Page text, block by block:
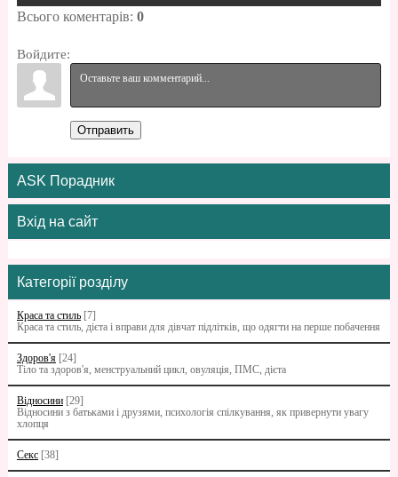
Всього коментарів: 0
Войдите:
Отправить
ASK Порадник
Вхід на сайт
Категорії розділу
Краса та стиль [7]
Краса та стиль, дієта і вправи для дівчат підлітків, що одягти на перше побачення
Здоров'я [24]
Тіло та здоров'я, менструальний цикл, овуляція, ПМС, дієта
Відносини [29]
Відносини з батьками i друзями, психологія спілкування, як привернути увагу
хлопця
Секс [38]